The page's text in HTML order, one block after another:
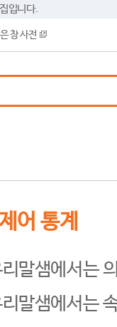
입니다.
창 사전
어 통계
말샘에서는
말샘에서는